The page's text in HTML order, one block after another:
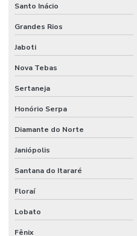
Santo Inácio
Grandes Rios
Jaboti
Nova Tebas
Sertaneja
Honório Serpa
Diamante do Norte
Janiópolis
Santana do Itararé
Floraí
Lobato
Fênix